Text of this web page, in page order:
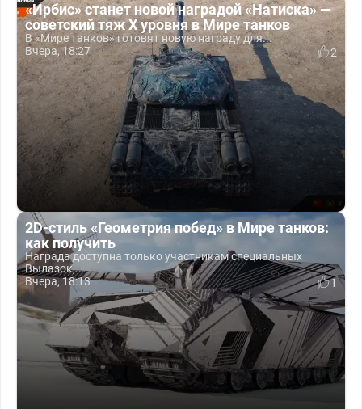
«Ирбис» станет новой наградой «Натиска» —
советский тяж X уровня в Мире танков
В «Мире танков» готовят новую награду для...
Вчера, 18:27
2
2D-стиль «Геометрия побед» в Мире танков:
как получить
Награда доступна только участникам специальных
Вылазок,...
Вчера, 18:13
1